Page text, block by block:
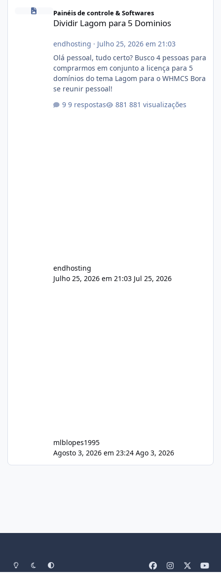
Dividir Lagom para 5 Dominios
Painéis de controle & Softwares
Dividir Lagom para 5 Dominios
endhosting · Julho 25, 2026 em 21:03
Olá pessoal, tudo certo? Busco 4 pessoas para
comprarmos em conjunto a licença para 5
domínios do tema Lagom para o WHMCS Bora
se reunir pessoal!
9 respostas
881 visualizações
endhosting
Julho 25, 2026 em 21:03 Jul 25, 2026
mlblopes1995
Agosto 3, 2026 em 23:24 Ago 3, 2026
Light ModeDark ModeSystem Preference